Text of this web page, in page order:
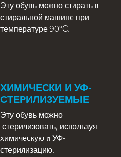
Эту обувь можно стирать в
стиральной машине при
температуре 90°C.
ХИМИЧЕСКИ И УФ-
СТЕРИЛИЗУЕМЫЕ
Эту обувь можно
стерилизовать, используя
химическую и УФ-
стерилизацию.